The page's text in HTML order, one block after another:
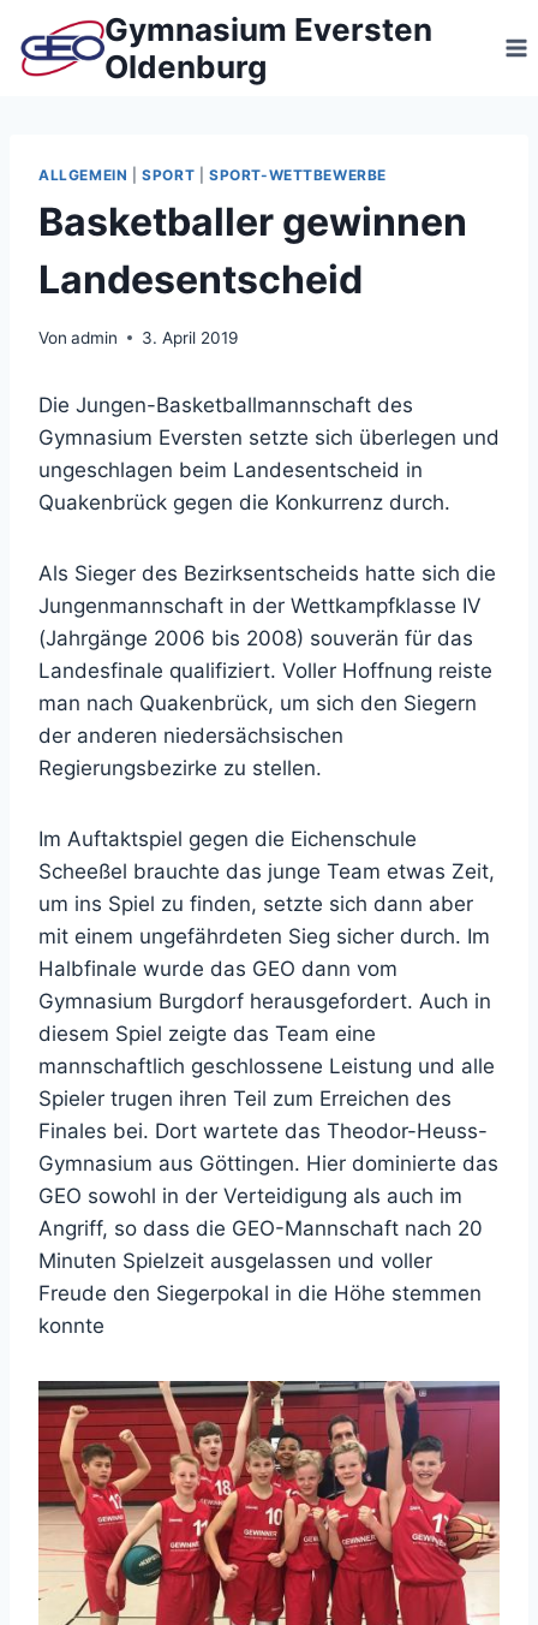
Inhalt
springen
Gymnasium Eversten
Oldenburg
ALLGEMEIN |SPORT SPORT-WETTBEWERBE
Basketballer gewinnen
Landesentscheid
Von admin 3. April 2019
Die Jungen-Basketballmannschaft des
Gymnasium Eversten setzte sich überlegen und
ungeschlagen beim Landesentscheid in
Quakenbrück gegen die Konkurrenz durch.
Als Sieger des Bezirksentscheids hatte sich die
Jungenmannschaft in der Wettkampfklasse IV
(Jahrgänge 2006 bis 2008) souverän für das
Landesfinale qualifiziert. Voller Hoffnung reiste
man nach Quakenbrück, um sich den Siegern
der anderen niedersächsischen
Regierungsbezirke zu stellen.
Im Auftaktspiel gegen die Eichenschule
Scheeßel brauchte das junge Team etwas Zeit,
um ins Spiel zu finden, setzte sich dann aber
mit einem ungefährdeten Sieg sicher durch. Im
Halbfinale wurde das GEO dann vom
Gymnasium Burgdorf herausgefordert. Auch in
diesem Spiel zeigte das Team eine
mannschaftlich geschlossene Leistung und alle
Spieler trugen ihren Teil zum Erreichen des
Finales bei. Dort wartete das Theodor-Heuss-
Gymnasium aus Göttingen. Hier dominierte das
GEO sowohl in der Verteidigung als auch im
Angriff, so dass die GEO-Mannschaft nach 20
Minuten Spielzeit ausgelassen und voller
Freude den Siegerpokal in die Höhe stemmen
konnte